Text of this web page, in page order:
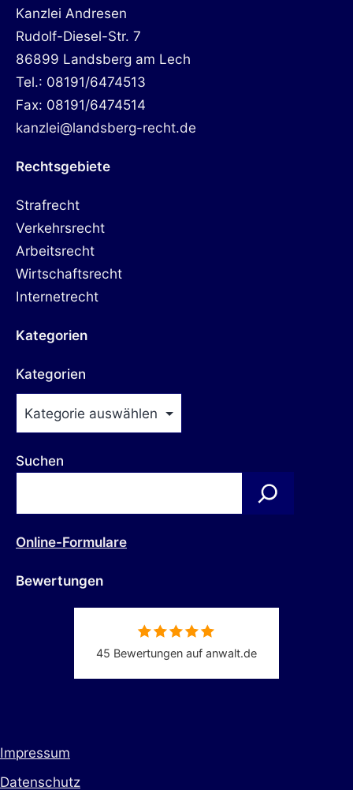
Kanzlei Andresen
Rudolf-Diesel-Str. 7
86899 Landsberg am Lech
Tel.: 08191/6474513
Fax: 08191/6474514
kanzlei@landsberg-recht.de
Rechtsgebiete
Strafrecht
Verkehrsrecht
Arbeitsrecht
Wirtschaftsrecht
Internetrecht
Kategorien
Kategorien
Suchen
Online-Formulare
Bewertungen
45 Bewertungen auf anwalt.de
Impressum
Datenschutz